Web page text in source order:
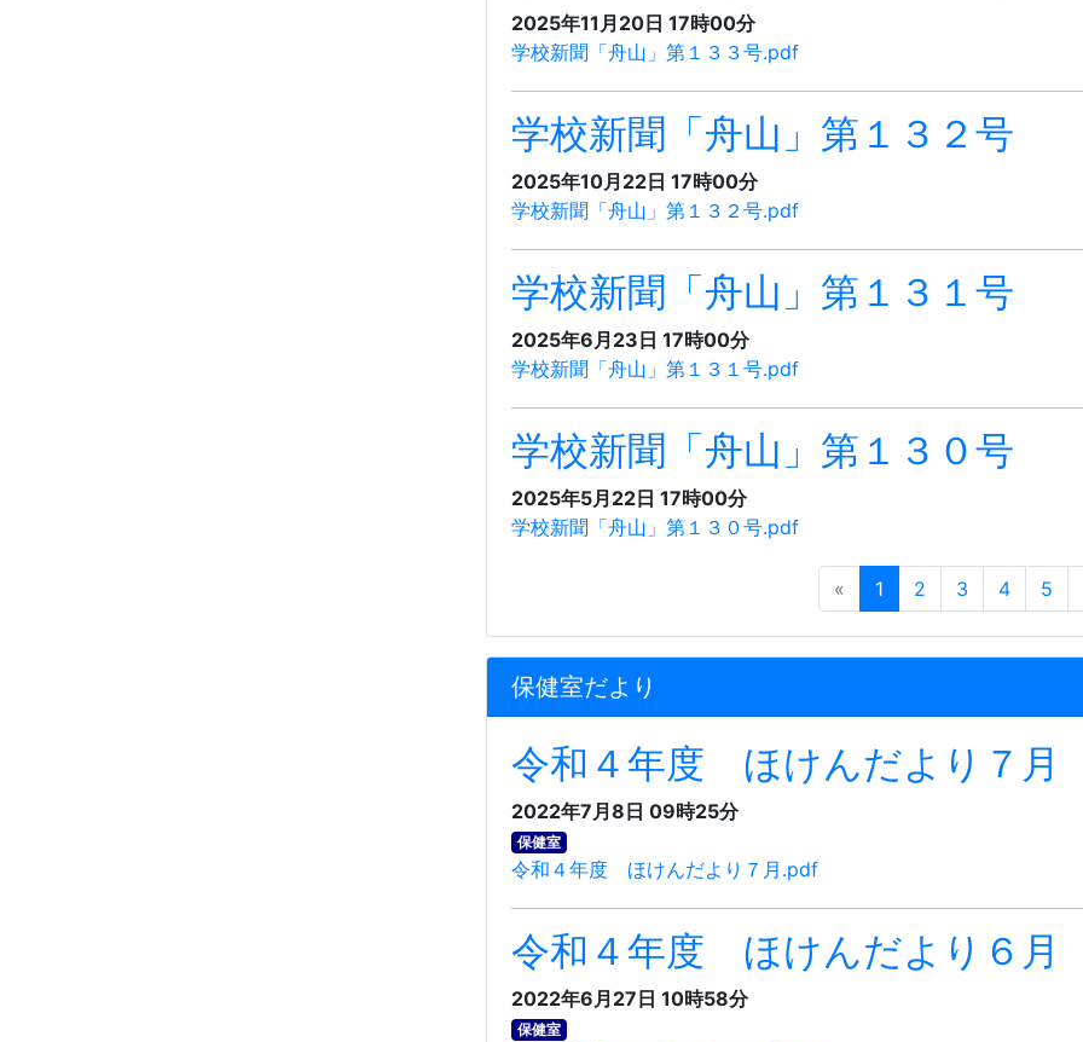
2025年11月20日 17時00分
学校新聞「舟山」第１３３号.pdf
学校新聞「舟山」第１３２号
2025年10月22日 17時00分
学校新聞「舟山」第１３２号.pdf
学校新聞「舟山」第１３１号
2025年6月23日 17時00分
学校新聞「舟山」第１３１号.pdf
学校新聞「舟山」第１３０号
2025年5月22日 17時00分
学校新聞「舟山」第１３０号.pdf
« 1 2 3 4 5
保健室だより
令和４年度 ほけんだより７月
2022年7月8日 09時25分
保健室
令和４年度 ほけんだより７月.pdf
令和４年度 ほけんだより６月
2022年6月27日 10時58分
保健室